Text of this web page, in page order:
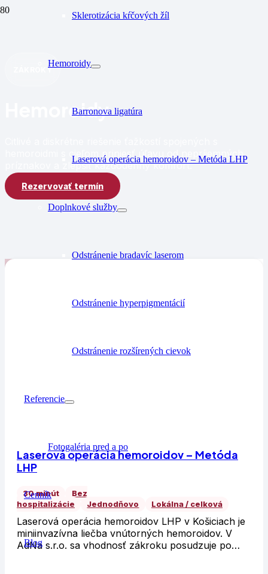
Sklerotizácia kŕčových žíl
Hemoroidy
Barronova ligatúra
Laserová operácia hemoroidov – Metóda LHP
Doplnkové služby
Odstránenie bradavíc laserom
Odstránenie hyperpigmentácií
Odstránenie rozšírených cievok
Referencie
Fotogaléria pred a po
Cenník
Blog
ZÁKROKY
Hemoroidy
hemoroidmi s cieľom priniesť úľavu od nepríjemných
príznakov a zlepšiť každodenný komfort.
Rezervovať termín
Laserová operácia hemoroidov – Metóda
LHP
30 minút
Bez
hospitalizácie
Jednodňovo Lokálna / celková
Laserová operácia hemoroidov LHP v Košiciach je
miniinvazívna liečba vnútorných hemoroidov. V
AdNa s.r.o. sa vhodnosť zákroku posudzuje po…